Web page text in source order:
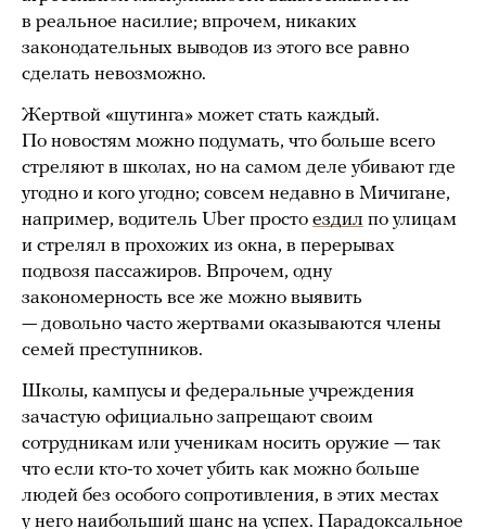
в реальное насилие; впрочем, никаких
законодательных выводов из этого все равно
сделать невозможно.
Жертвой «шутинга» может стать каждый.
По новостям можно подумать, что больше всего
стреляют в школах, но на самом деле убивают где
угодно и кого угодно; совсем недавно в Мичигане,
например, водитель Uber просто ездил по улицам
и стрелял в прохожих из окна, в перерывах
подвозя пассажиров. Впрочем, одну
закономерность все же можно выявить
— довольно часто жертвами оказываются члены
семей преступников.
Школы, кампусы и федеральные учреждения
зачастую официально запрещают своим
сотрудникам или ученикам носить оружие — так
что если кто-то хочет убить как можно больше
людей без особого сопротивления, в этих местах
у него наибольший шанс на успех. Парадоксальное